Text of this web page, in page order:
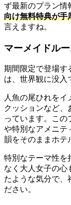
ず最新のプラン情
向け無料特典が手
言えますね。
マーメイドル
期間限定で登場す
は、世界観に没入
人魚の尾ひれをイ
クッションなど、
っています。この
や特別なアメニテ
韻をそのままホテ
特別なテーマ性を
なく大人女子の心
たような気分で、
ださい。